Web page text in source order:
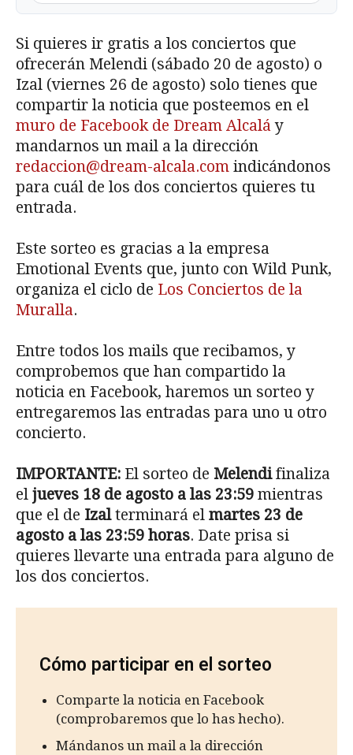
Si quieres ir gratis a los conciertos que
ofrecerán Melendi (sábado 20 de agosto) o
Izal (viernes 26 de agosto) solo tienes que
compartir la noticia que posteemos en el
muro de Facebook de Dream Alcaláy
mandarnos un mail a la dirección
redaccion@dream-alcala.com indicándonos
para cuál de los dos conciertos quieres tu
entrada.
Este sorteo es gracias a la empresa
Emotional Events que, junto con Wild Punk,
organiza el ciclo de Los Conciertos de la
Muralla.
Entre todos los mails que recibamos, y
comprobemos que han compartido la
noticia en Facebook, haremos un sorteo y
entregaremos las entradas para uno u otro
concierto.
IMPORTANTE: El sorteo de Melendifinaliza
el jueves 18 de agosto a las 23:59 mientras
que el de Izalterminará el martes 23 de
agosto a las 23:59 horas. Date prisa si
quieres llevarte una entrada para alguno de
los dos conciertos.
Cómo participar en el sorteo
Comparte la noticia en Facebook
(comprobaremos que lo has hecho).
Mándanos un mail a la dirección